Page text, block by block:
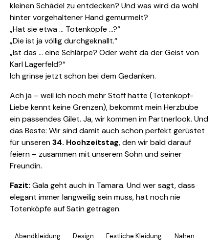
kleinen Schädel zu entdecken? Und was wird da wohl
hinter vorgehaltener Hand gemurmelt?
„Hat sie etwa … Totenköpfe …?“
„Die ist ja völlig durchgeknallt.“
„Ist das … eine Schlärpe? Oder weht da der Geist von
Karl Lagerfeld?“
Ich grinse jetzt schon bei dem Gedanken.
Ach ja – weil ich noch mehr Stoff hatte (Totenkopf-
Liebe kennt keine Grenzen), bekommt mein Herzbube
ein passendes Gilet. Ja, wir kommen im Partnerlook. Und
das Beste: Wir sind damit auch schon perfekt gerüstet
für unseren34. Hochzeitstag, den wir bald darauf
feiern – zusammen mit unserem Sohn und seiner
Freundin.
Fazit: Gala geht auch in Tamara. Und wer sagt, dass
elegant immer langweilig sein muss, hat noch nie
Totenköpfe auf Satin getragen.
Abendkleidung Design Festliche Kleidung
Nähen